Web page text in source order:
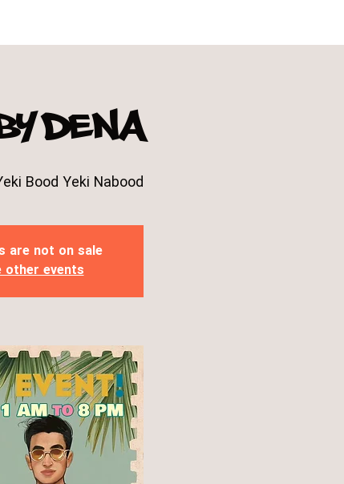
Dena
Bood Yeki Nabood
are not on sale
other events